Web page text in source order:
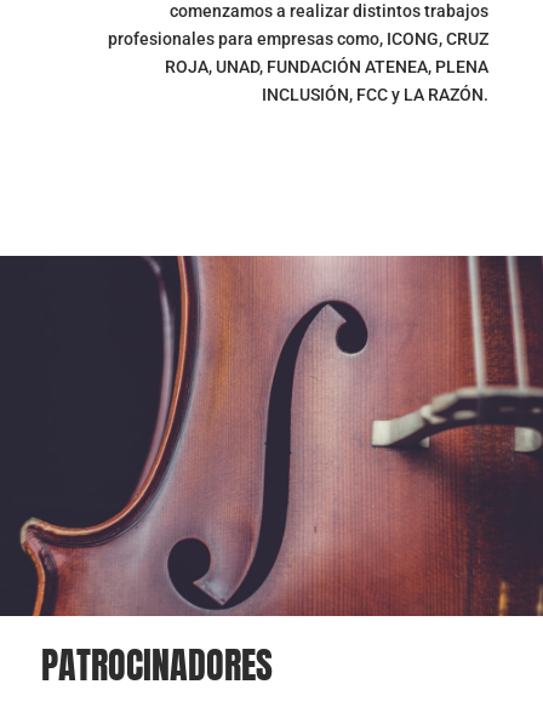
comenzamos a realizar distintos trabajos
profesionales para empresas como, ICONG, CRUZ
ROJA, UNAD, FUNDACIÓN ATENEA, PLENA
INCLUSIÓN, FCC y LA RAZÓN.
PATROCINADORES